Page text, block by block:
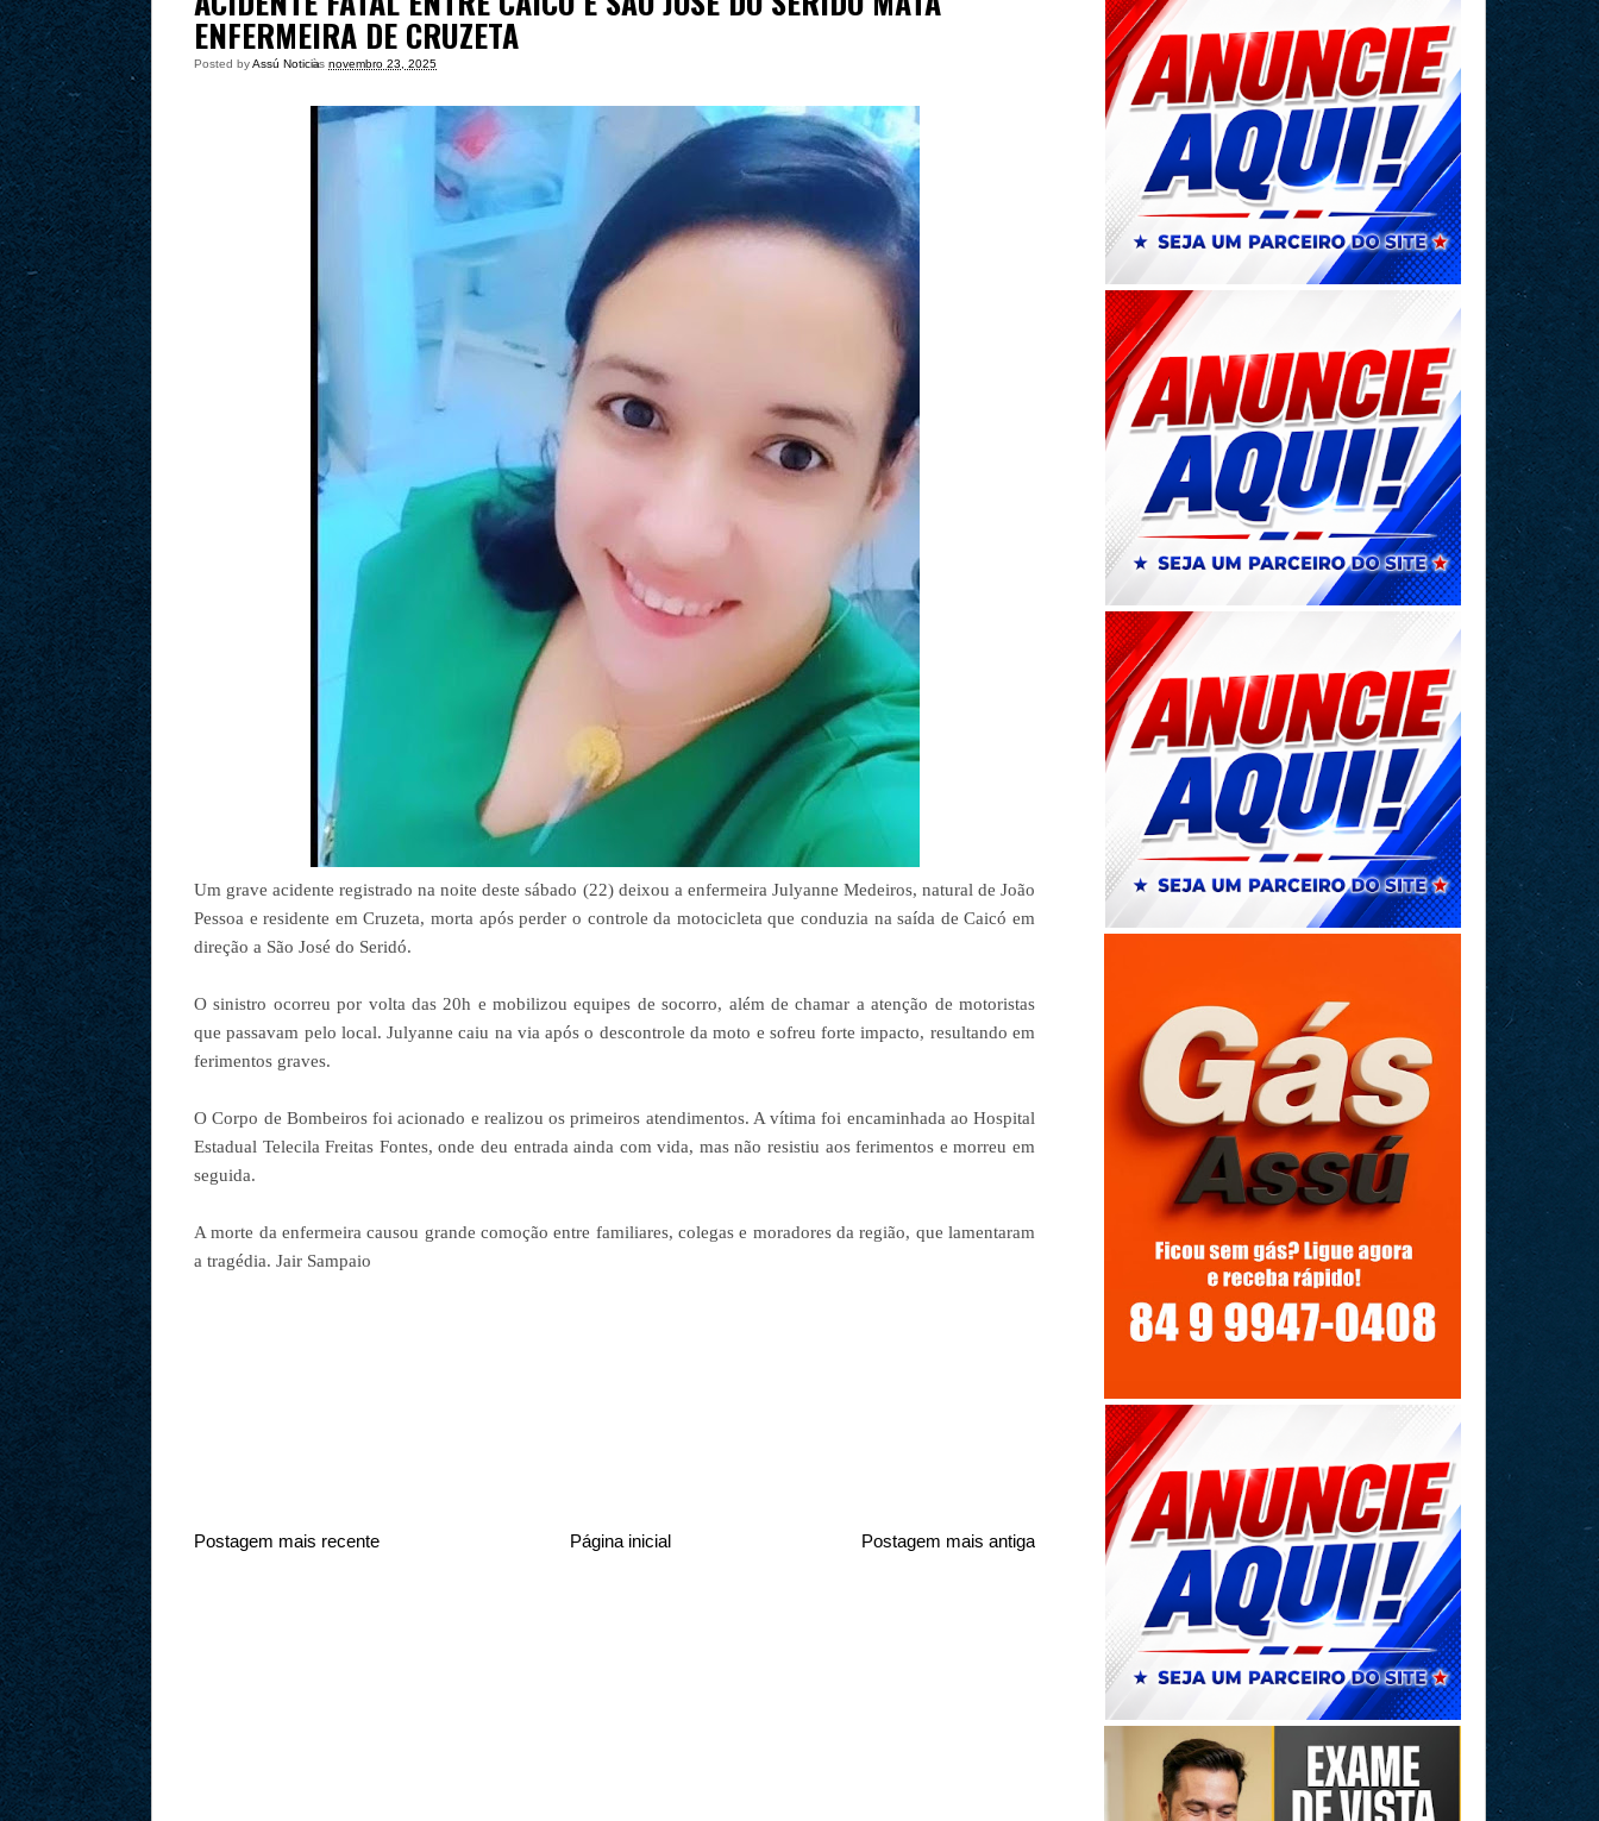
ENFERMEIRA DE CRUZETA
Posted byAssú Noticia
às novembro 23, 2025
Um grave acidente registrado na noite deste sábado (22) deixou a enfermeira Julyanne Medeiros, natural de João
Pessoa e residente em Cruzeta, morta após perder o controle da motocicleta que conduzia na saída de Caicó em
direção a São José do Seridó.
O sinistro ocorreu por volta das 20h e mobilizou equipes de socorro, além de chamar a atenção de motoristas
que passavam pelo local. Julyanne caiu na via após o descontrole da moto e sofreu forte impacto, resultando em
ferimentos graves.
O Corpo de Bombeiros foi acionado e realizou os primeiros atendimentos. A vítima foi encaminhada ao Hospital
Estadual Telecila Freitas Fontes, onde deu entrada ainda com vida, mas não resistiu aos ferimentos e morreu em
seguida.
A morte da enfermeira causou grande comoção entre familiares, colegas e moradores da região, que lamentaram
a tragédia. Jair Sampaio
Postagem mais recente Postagem mais antiga
Página inicial